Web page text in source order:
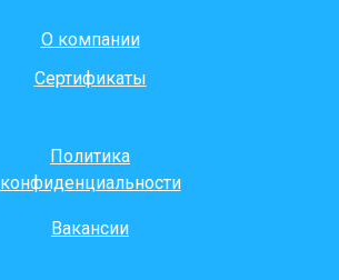
О компании
Сертификаты
Политика
конфиденциальности
Вакансии